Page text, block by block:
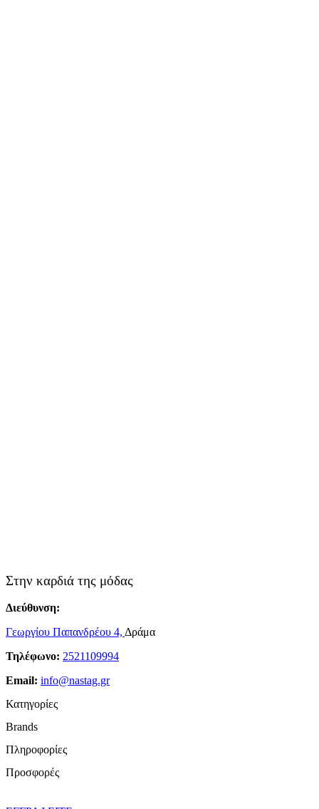
Στην καρδιά της μόδας
Διεύθυνση:
Γεωργίου Παπανδρέου 4, Δράμα
Τηλέφωνο: 2521109994
Email: info@nastag.gr
Κατηγορίες
Φορέματα
Φούστες
Brands
Compania Fantastica
Πληροφορίες
Προσφορές